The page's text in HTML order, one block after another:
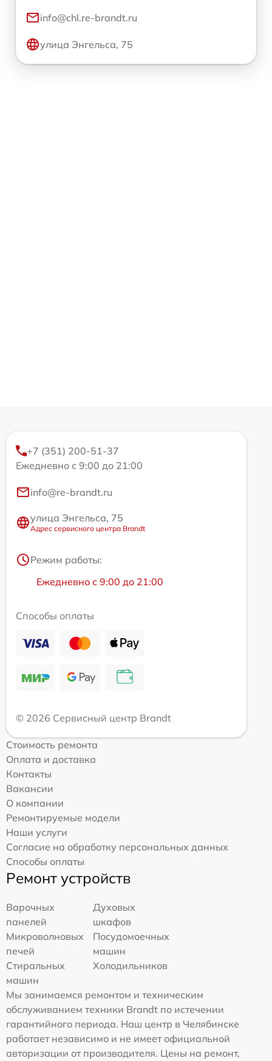
info@chl.re-brandt.ru
улица Энгельса, 75
+7 (351) 200-51-37
Ежедневно с 9:00 до 21:00
info@re-brandt.ru
улица Энгельса, 75
Адрес сервисного центра Brandt
Режим работы:
Ежедневно с 9:00 до 21:00
Способы оплаты
© 2026 Сервисный центр Brandt
Стоимость ремонта
Оплата и доставка
Контакты
Вакансии
О компании
Ремонтируемые модели
Наши услуги
Согласие на обработку персональных данных
Способы оплаты
Ремонт устройств
Варочных
панелей
Духовых
шкафов
Микроволновых
печей
Посудомоечных
машин
Стиральных
машин
Холодильников
Мы занимаемся ремонтом и техническим
обслуживанием техники Brandt по истечении
гарантийного периода. Наш центр в Челябинске
работает независимо и не имеет официальной
авторизации от производителя. Цены на ремонт,